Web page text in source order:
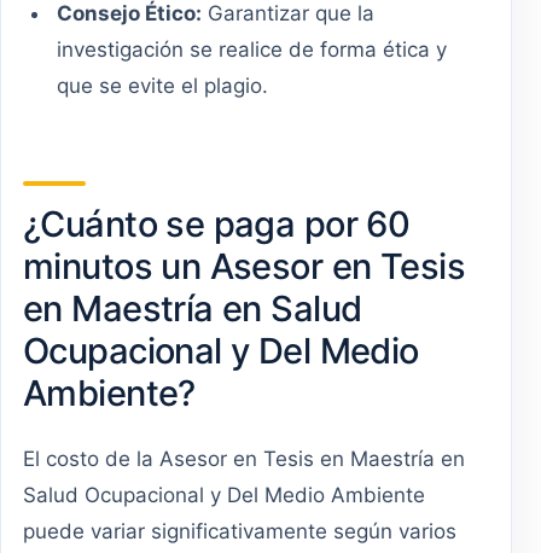
Consejo Ético: Garantizar que la
investigación se realice de forma ética y
que se evite el plagio.
¿Cuánto se paga por 60
minutos un Asesor en Tesis
en Maestría en Salud
Ocupacional y Del Medio
Ambiente?
El costo de la Asesor en Tesis en Maestría en
Salud Ocupacional y Del Medio Ambiente
puede variar significativamente según varios